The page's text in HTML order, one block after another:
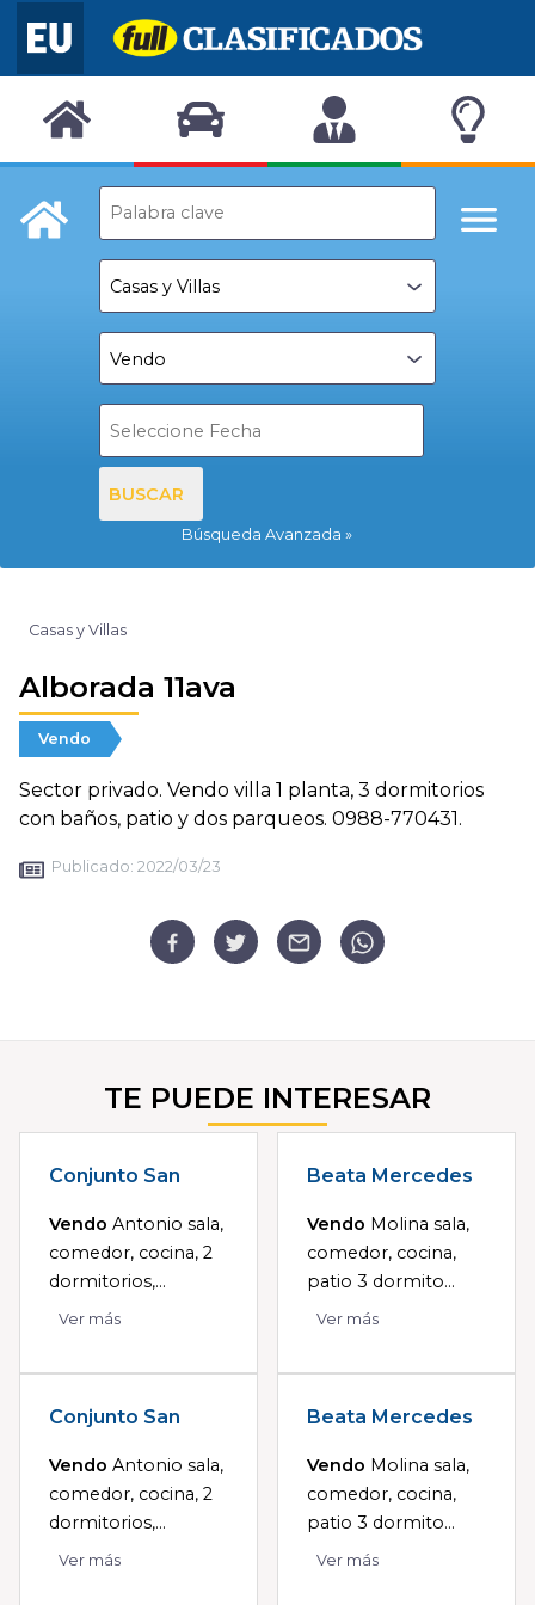
BUSCAR
Búsqueda Avanzada
Casas y Villas
Alborada 11ava
Vendo
Sector privado. Vendo villa 1 planta, 3 dormitorios
con baños, patio y dos parqueos. 0988-770431.
Publicado: 2022/03/23
TE PUEDE INTERESAR
Conjunto San
Vendo Antonio sala,
comedor, cocina, 2
dormitorios,...
Ver más
Beata Mercedes
Vendo Molina sala,
comedor, cocina,
patio 3 dormito...
Ver más
Conjunto San
Vendo Antonio sala,
comedor, cocina, 2
dormitorios,...
Ver más
Beata Mercedes
Vendo Molina sala,
comedor, cocina,
patio 3 dormito...
Ver más